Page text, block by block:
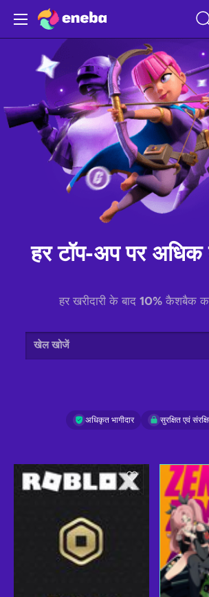
हर टॉप-अप पर
हर खरीदारी के बाद 10%कैशबैक का
खेल खोजें
अधिकृत भागीदार सुरक्षित एवं